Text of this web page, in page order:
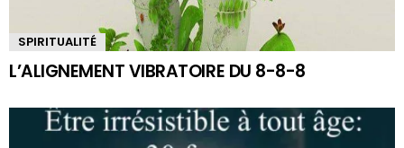
SPIRITUALITÉ
L’ALIGNEMENT VIBRATOIRE DU 8-8-8